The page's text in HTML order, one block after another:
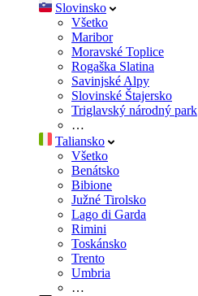
Slovinsko
Všetko
Maribor
Moravské Toplice
Rogaška Slatina
Savinjské Alpy
Slovinské Štajersko
Triglavský národný park
…
Taliansko
Všetko
Benátsko
Bibione
Južné Tirolsko
Lago di Garda
Rimini
Toskánsko
Trento
Umbria
…